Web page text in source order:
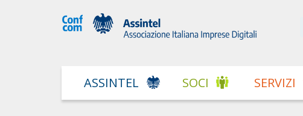
ASSINTEL SOCI SERVIZI